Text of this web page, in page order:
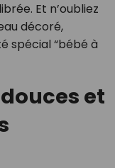
Et n’oubliez
décoré,
spécial “bébé à
et